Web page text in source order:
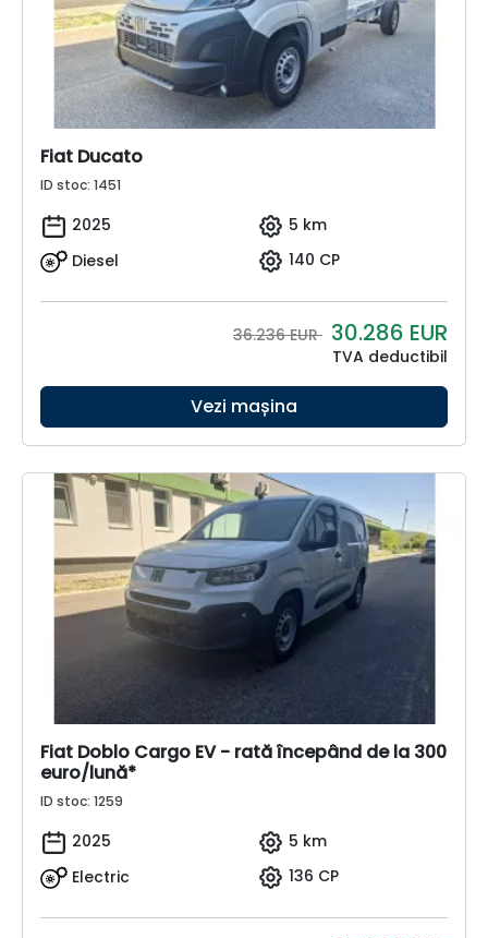
Fiat Ducato
ID stoc: 1451
2025
5 km
Diesel
140 CP
36.236 EUR 30.286 EUR
TVA deductibil
Vezi mașina
Fiat Doblo Cargo EV - rată începând de la 300
euro/lună*
ID stoc: 1259
2025
5 km
Electric
136 CP